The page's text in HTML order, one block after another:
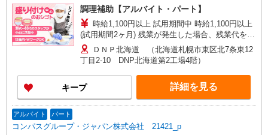
調理補助【アルバイト・パート】
時給1,100円以上 試用期間中 時給1,100円以上
(試用期間2ヶ月) 残業が発生した場合、残業代を1
分単位で別途支給します。
ＤＮＰ北海道 （北海道札幌市東区北7条東12
丁目2-10 DNP北海道第2工場4階）
キープ 詳細を見る
アルバイト パート
コンパスグループ・ジャパン株式会社 21421_p